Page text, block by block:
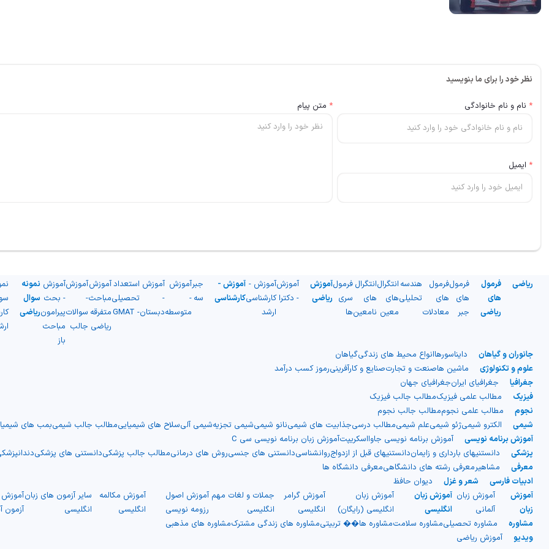
نظر خود را برای ما بنویسید
* نام و نام خانوادگی
* ایمیل
* متن پیام
ریاضی
فرمول
های
ریاضی
فرمول
های
جبر
فرمول
های
معادلات
هندسه
تحلیلی
انتگرال
های
معین
انتگرال
های
نامعین
فرمول
سری
ها
آموزش
ریاضی
آموزش
- دکترا
آموزش -
کارشناسی
ارشد
آموزش -
کارشناسی
جبر
سه
آموزش
-
متوسطه
آموزش
-
دبستان
استعداد
تحصیلی
- GMAT
آموزش
مباحث
متفرقه
ریاضی
آموزش
-
سوالات
جالب
آموزش
- بحث
پیرامون
مباحث
باز
نمونه
سوال
ریاضی
جانوران و گیاهان
دایناسورهاانواع محیط های زندگیگیاهان
علوم و تکنولوژی
ماشین هاصنعت و تجارتصنایع و کارآفرینیرموز کسب درآمد
جغرافیا
جغرافیای ایرانجغرافیای جهان
فیزیک
مطالب علمی فیزیکمطالب جالب فیزیک
نجوم
مطالب علمی نجوممطالب جالب نجوم
شیمی
الکترو شیمیژئو شیمیعلم شیمیمطالب درسیجذابیت های شیمینانو شیمیشیمی تجزیهشیمی آلیسلاح های شیمیاییمطالب جالب شیمیبمب های
آموزش برنامه نویسی
آموزش برنامه نویسی جاوااسکریپتآموزش زبان برنامه نویسی سی C
پزشکی
دانستنیهای بارداری و زایماندانستنیهای قبل از ازدواجروانشناسیدانستنی های جنسیروش های درمانیمطالب جالب پزشکیدانستنی های پزشکی
معرفی
مشاهیرمعرفی رشته های دانشگاهیمعرفی دانشگاه ها
ادبیات فارسی
شعر و غزل
دیوان حافظ
آموزش
زبان
آموزش زبان
آلمانی
آموزش زبان
انگلیسی
آموزش زبان
انگلیسی (رایگان)
آموزش گرامر
انگلیسی
جملات و لغات مهم
انگلیسی
آموزش اصول
رزومه نویسی
آموزش مکالمه
انگلیسی
سایر آزمون های زبان
انگلیسی
آموزش
آزمون
مشاوره
مشاوره تحصیلیمشاوره سلامتمشاوره ها�� تربیتیمشاوره های زندگی مشترکمشاوره های مذهبی
ویدیو
آموزش ریاضی